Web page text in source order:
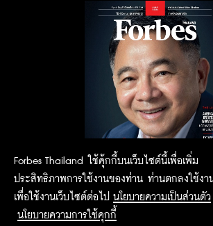
Forbes Thailand ใช้คุ้กกี้บนเว็บไซต์นี้เพื่อเพิ่ม
ประสิทธิภาพการใช้งานของท่าน ท่านตกลงใช้งา
เพื่อใช้งานเว็บไซต์ต่อไป นโยบายความเป็นส่วนตัว
นโยบายความการใช้คุกกี้